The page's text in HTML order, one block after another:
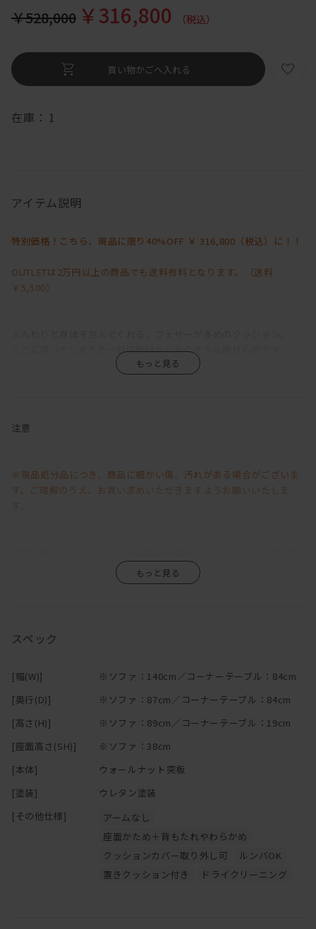
￥528,000 ￥316,800 （税込）
在庫： 1
アイテム説明
特別価格！こちら、現品に限り40%OFF ￥ 316,800（税込）に！！
OUTLETは2万円以上の商品でも送料有料となります。（送料
￥5,500）
ここに座ってしまうと一日中動けなくなりそうな掛け心地です。
で、
また腰部分にある細長いクッションを避ければ
奥行きが確保されるので、大人の方も十分に寝転がれるサイズ感で
す。
更には脚の部分が床にベタ付けではなくて、7cmの丸脚が付いてい
ナチュラルになりすぎず程よく木の温もりを感じられます。
後ろ姿もポイント。
置いても良いですし、お気に入りの小物を並べても◎。
リビングに置いているだけで空間を彩ってくれる一台となっていま
さらにさらに、クッションは全てカバーリングになっているので
汚れてしまっても気兼ねなくお使い頂けるので、長くお使い頂けま
す。
テーブルライトやお気に入りの小物を置くことができ
素敵にリビング空間を演出できちゃいます。
注意
※現品処分品につき、商品に細かい傷、汚れがある場合がございま
す。ご理解のうえ、お買い求めいただきますようお願いいたしま
す。
様はなるべく直接商品をご確認のうえ、ご購入いただけますようお
願いいたします。遠方のお客様には写真を送らせていただきます。
お問い合わせください。
スペック
[幅(W)]
※ソファ：140cm／コーナーテーブル：84cm
[奥行(D)]
※ソファ：87cm／コーナーテーブル：84cm
[高さ(H)]
※ソファ：89cm／コーナーテーブル：19cm
[座面高さ(SH)]
※ソファ：38cm
[本体]
ウォールナット突板
[塗装]
ウレタン塗装
[その他仕様]
アームなし
座面かため＋背もたれやわらかめ
クッションカバー取り外し可
ルンバOK
置きクッション付き
ドライクリーニング